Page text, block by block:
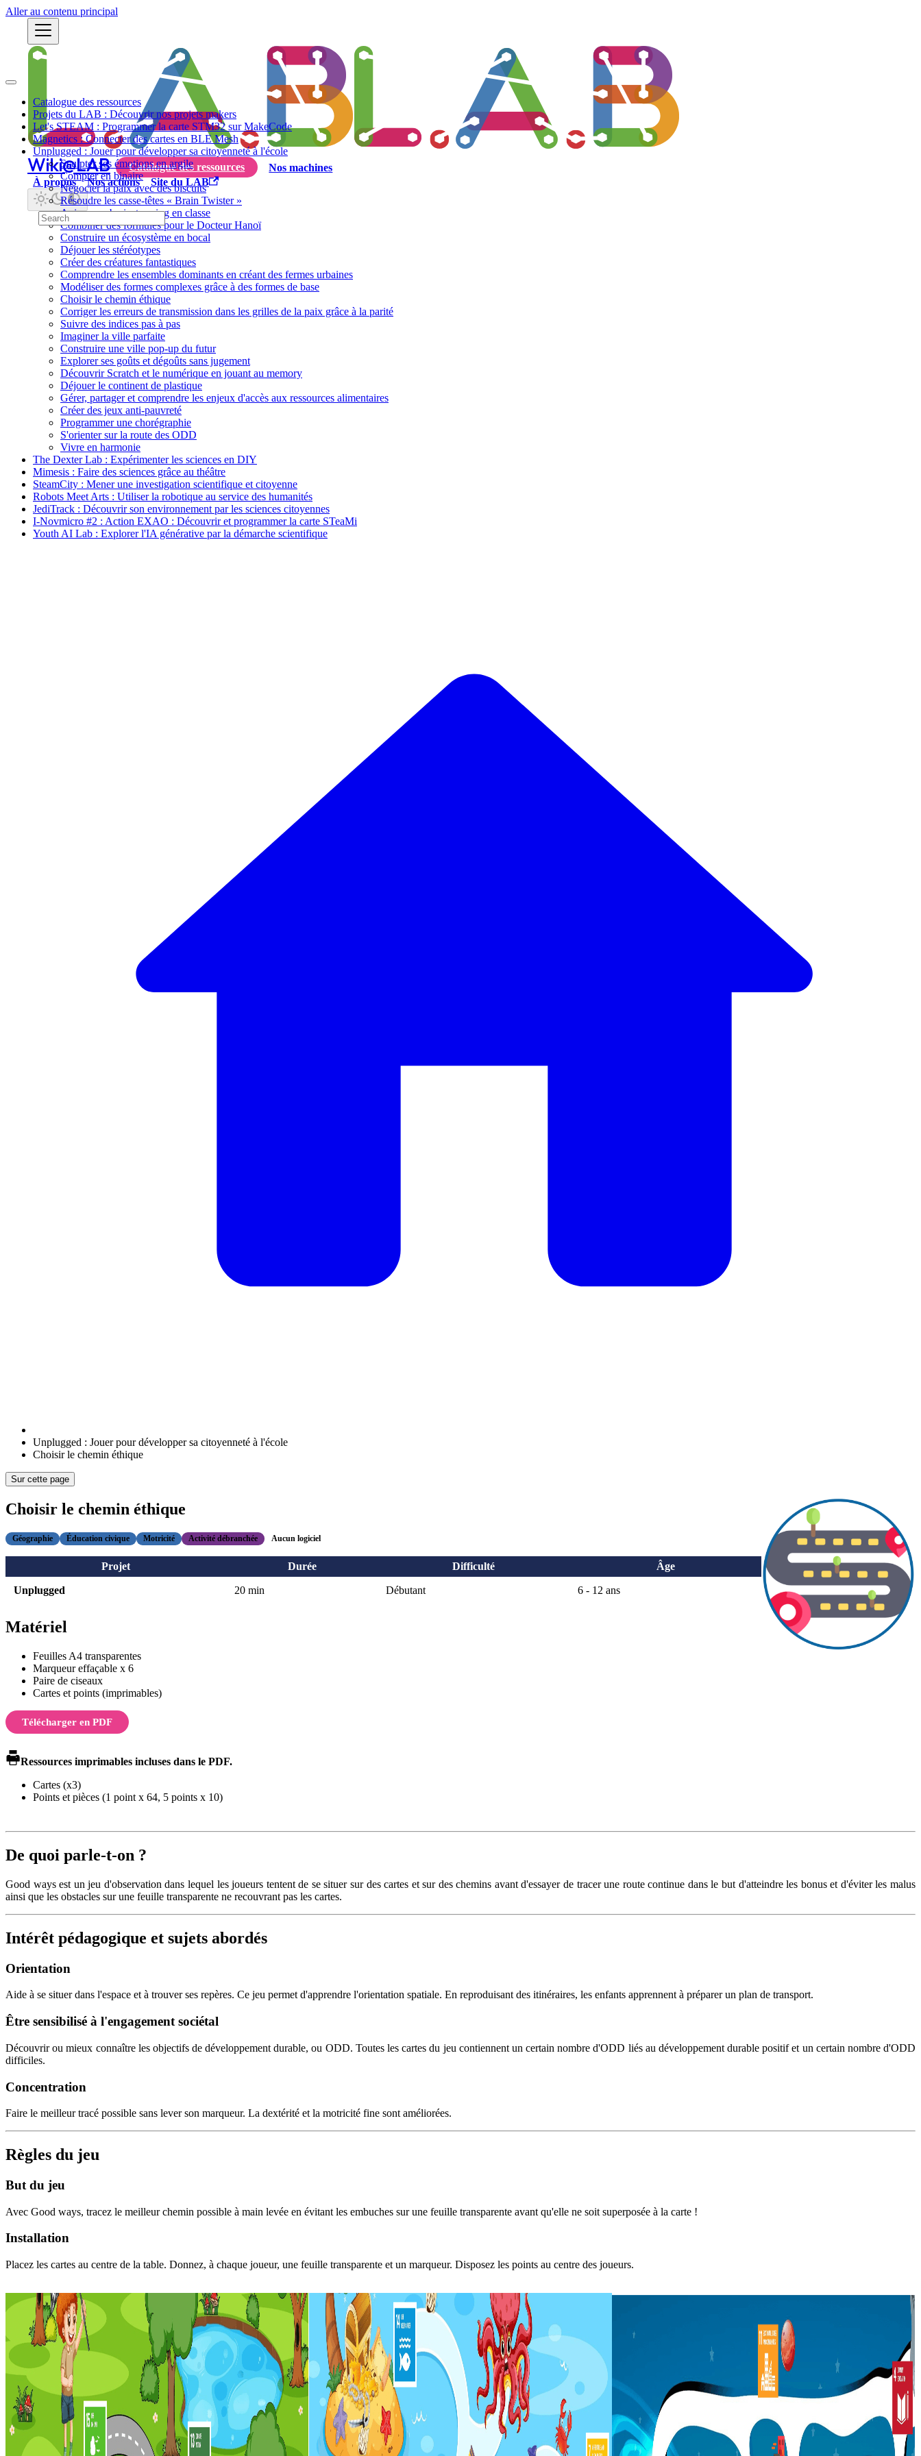
Aller au contenu principal
Wiki@LAB Catalogue des ressources
Nos machines
À propos
Nos actions Site du LAB
Catalogue des ressources
Projets du LAB : Découvrir nos projets makers
Let's STEAM : Programmer la carte STM32 sur MakeCode
Magnetics : Connecter des cartes en BLE Mesh
Unplugged : Jouer pour développer sa citoyenneté à l'école
Sculpter ses émotions en argile
Compter en binaire
Négocier la paix avec des biscuits
Résoudre les casse-têtes « Brain Twister »
Animer un brainstorming en classe
Combiner des formules pour le Docteur Hanoï
Construire un écosystème en bocal
Déjouer les stéréotypes
Créer des créatures fantastiques
Comprendre les ensembles dominants en créant des fermes urbaines
Modéliser des formes complexes grâce à des formes de base
Choisir le chemin éthique
Corriger les erreurs de transmission dans les grilles de la paix grâce à la parité
Suivre des indices pas à pas
Imaginer la ville parfaite
Construire une ville pop-up du futur
Explorer ses goûts et dégoûts sans jugement
Découvrir Scratch et le numérique en jouant au memory
Déjouer le continent de plastique
Gérer, partager et comprendre les enjeux d'accès aux ressources alimentaires
Créer des jeux anti-pauvreté
Programmer une chorégraphie
S'orienter sur la route des ODD
Vivre en harmonie
The Dexter Lab : Expérimenter les sciences en DIY
Mimesis : Faire des sciences grâce au théâtre
SteamCity : Mener une investigation scientifique et citoyenne
Robots Meet Arts : Utiliser la robotique au service des humanités
JediTrack : Découvrir son environnement par les sciences citoyennes
I-Novmicro #2 : Action EXAO : Découvrir et programmer la carte STeaMi
Youth AI Lab : Explorer l'IA générative par la démarche scientifique
Unplugged : Jouer pour développer sa citoyenneté à l'école
Choisir le chemin éthique
Sur cette page
Choisir le chemin éthique
Géographie Éducation civique Motricité Activité débranchée Aucun logiciel
Projet Durée Difficulté Âge
Unplugged 20 min Débutant 6 - 12 ans
Matériel
Feuilles A4 transparentes
Marqueur effaçable x 6
Paire de ciseaux
Cartes et points (imprimables)
Télécharger en PDF
Ressources imprimables incluses dans le PDF.
Cartes (x3)
Points et pièces (1 point x 64, 5 points x 10)
De quoi parle-t-on ?
Good ways est un jeu d'observation dans lequel les joueurs tentent de se situer sur des cartes et sur des chemins avant d'essayer de tracer une route continue dans le but d'atteindre les bonus et d'éviter les malus
ainsi que les obstacles sur une feuille transparente ne recouvrant pas les cartes.
Intérêt pédagogique et sujets abordés
Orientation
Aide à se situer dans l'espace et à trouver ses repères. Ce jeu permet d'apprendre l'orientation spatiale. En reproduisant des itinéraires, les enfants apprennent à préparer un plan de transport.
Être sensibilisé à l'engagement sociétal
Découvrir ou mieux connaître les objectifs de développement durable, ou ODD. Toutes les cartes du jeu contiennent un certain nombre d'ODD liés au développement durable positif et un certain nombre d'ODD
difficiles.
Concentration
Faire le meilleur tracé possible sans lever son marqueur. La dextérité et la motricité fine sont améliorées.
Règles du jeu
But du jeu
Avec Good ways, tracez le meilleur chemin possible à main levée en évitant les embuches sur une feuille transparente avant qu'elle ne soit superposée à la carte !
Installation
Placez les cartes au centre de la table. Donnez, à chaque joueur, une feuille transparente et un marqueur. Disposez les points au centre des joueurs.